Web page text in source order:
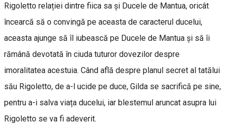
Rigoletto relației dintre fiica sa și Ducele de Mantua, oricât
încearcă să o convingă pe aceasta de caracterul ducelui,
aceasta ajunge să îl iubească pe Ducele de Mantua și să îi
rămână devotată în ciuda tuturor dovezilor despre
imoralitatea acestuia. Când află despre planul secret al tatălui
său Rigoletto, de a-l ucide pe duce, Gilda se sacrifică pe sine,
pentru a-i salva viața ducelui, iar blestemul aruncat asupra lui
Rigoletto se va fi adeverit.